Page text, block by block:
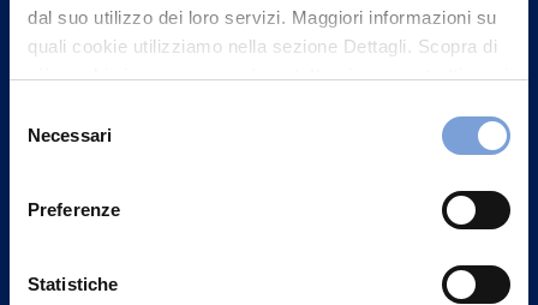
dal suo utilizzo dei loro servizi. Maggiori informazioni su
quali cookie utilizziamo nella sezione Dettagli. Scopra di
più su chi siamo, come può contattarci e come trattiamo i
può trovare nel footer del sito nella sezione "Informativa
delNecessari
Preferenze
Statistiche
Contattaci